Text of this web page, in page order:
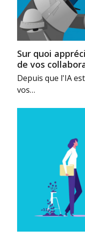
Sur quoi
de vos
Depuis que l'IA
vos…